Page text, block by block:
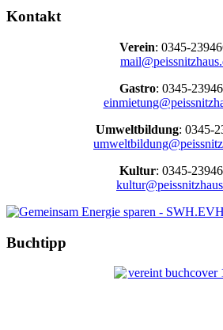
Kontakt
Verein: 0345-
Gastro: 0345-
Umweltbildung: 0345-
Kultur: 0345-
Buchtipp